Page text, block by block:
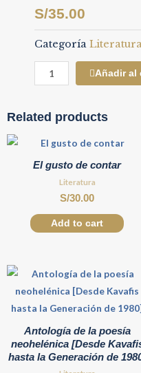
S/35.00
Categoría
Añadir al
Related products
El gusto de contar
Literatura
S/30.00
Add to cart
Antología de la poesía
neohelénica [Desde
hasta la Generación de